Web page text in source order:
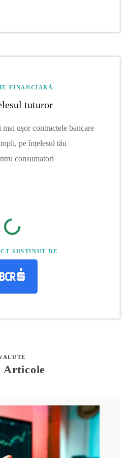
FINANCIARĂ
tuturor
ușor contractele bancare
pe înțelesul tău
consumatori
SUSȚINUT DE
Articole